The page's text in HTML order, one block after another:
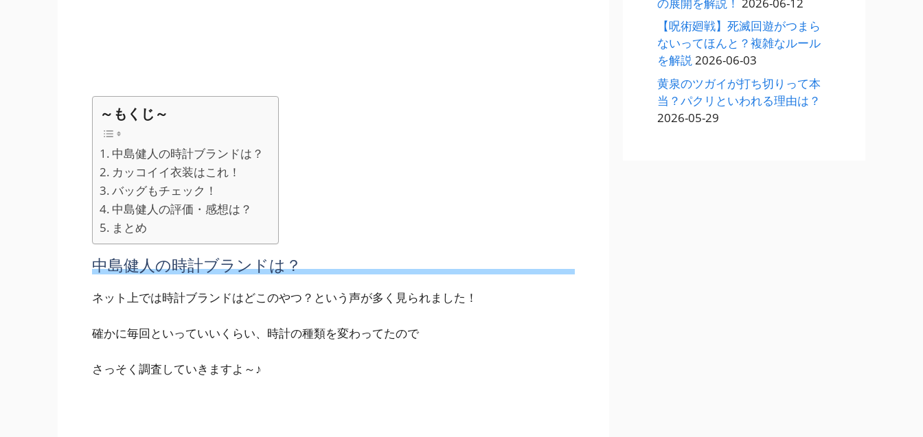
～もくじ～
中島健人の時計ブランドは？
カッコイイ衣装はこれ！
バッグもチェック！
中島健人の評価・感想は？
まとめ
中島健人の時計ブランドは？
ネット上では時計ブランドはどこのやつ？ という声が多く見られました！
確かに毎回といっていいくらい、時計の種類を変わってたので
さっそく調査していきますよ～♪
【呪術廻戦】死滅回遊がつまら
ないってほんと？複雑なルール
を解説2026-06-03
黄泉のツガイが打ち切りって本
当？パクリといわれる理由は？
2026-05-29